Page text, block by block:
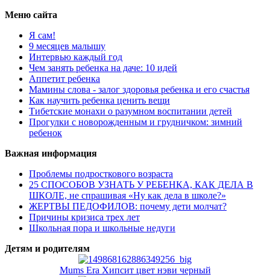
Меню сайта
Я сам!
9 месяцев малышу
Интервью каждый год
Чем занять ребенка на даче: 10 идей
Аппетит ребенка
Мамины слова - залог здоровья ребенка и его счастья
Как научить ребенка ценить вещи
Тибетские монахи о разумном воспитании детей
Прогулки с новорожденным и грудничком: зимний
ребенок
Важная информация
Проблемы подросткового возраста
25 СПОСОБОВ УЗНАТЬ У РЕБЕНКА, КАК ДЕЛА В
ШКОЛЕ, не спрашивая «Ну как дела в школе?»
ЖЕРТВЫ ПЕДОФИЛОВ: почему дети молчат?
Причины кризиса трех лет
Школьная пора и школьные недуги
Детям и родителям
Mums Era Хипсит цвет нэви черный